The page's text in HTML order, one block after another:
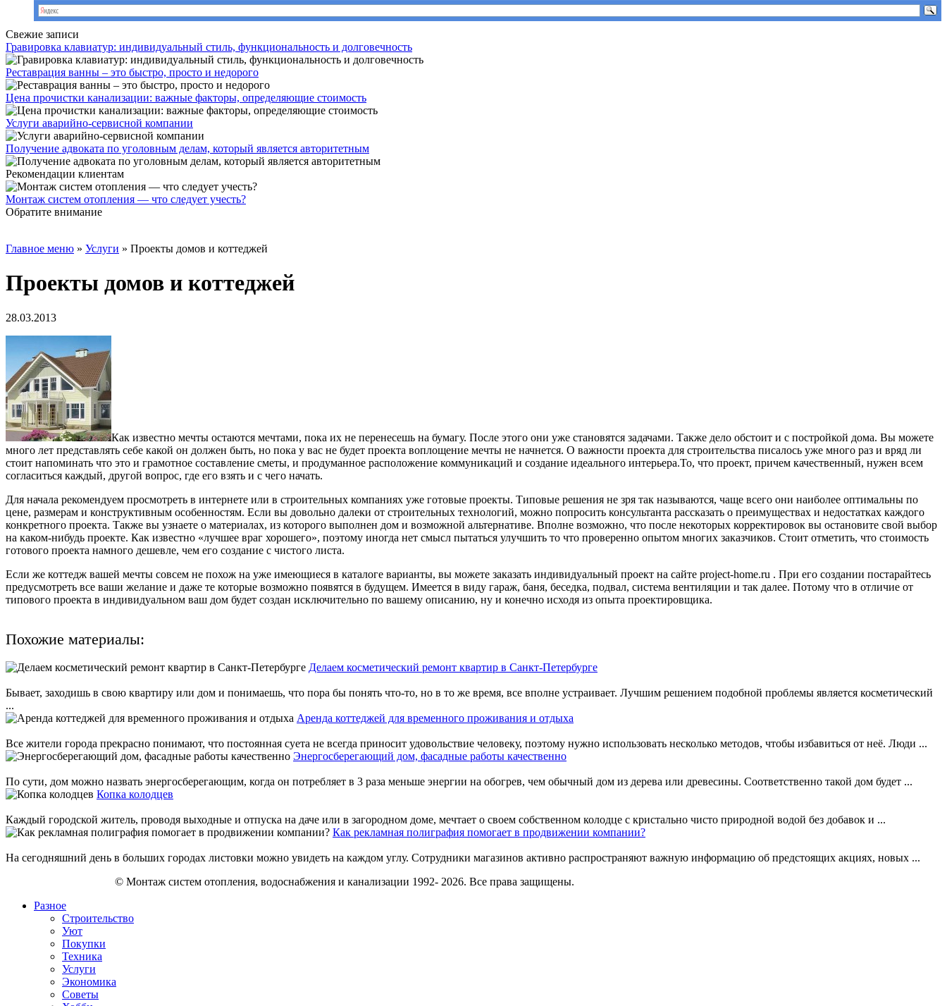
Свежие записи
Гравировка клавиатур: индивидуальный стиль, функциональность и долговечность
Реставрация ванны – это быстро, просто и недорого
Цена прочистки канализации: важные факторы, определяющие стоимость
Услуги аварийно-сервисной компании
Получение адвоката по уголовным делам, который является авторитетным
Рекомендации клиентам
Монтаж систем отопления — что следует учесть?
Обратите внимание
Главное меню » Услуги » Проекты домов и коттеджей
Проекты домов и коттеджей
28.03.2013
Как известно мечты остаются мечтами, пока их не перенесешь на бумагу. После этого они уже становятся задачами. Также дело обстоит и с постройкой дома. Вы можете
много лет представлять себе какой он должен быть, но пока у вас не будет проекта воплощение мечты не начнется. О важности проекта для строительства писалось уже много раз и вряд ли
стоит напоминать что это и грамотное составление сметы, и продуманное расположение коммуникаций и создание идеального интерьера.То, что проект, причем качественный, нужен всем
согласиться каждый, другой вопрос, где его взять и с чего начать.
Для начала рекомендуем просмотреть в интернете или в строительных компаниях уже готовые проекты. Типовые решения не зря так называются, чаще всего они наиболее оптимальны по
цене, размерам и конструктивным особенностям. Если вы довольно далеки от строительных технологий, можно попросить консультанта рассказать о преимуществах и недостатках каждого
конкретного проекта. Также вы узнаете о материалах, из которого выполнен дом и возможной альтернативе. Вполне возможно, что после некоторых корректировок вы остановите свой выбор
на каком-нибудь проекте. Как известно «лучшее враг хорошего», поэтому иногда нет смысл пытаться улучшить то что проверенно опытом многих заказчиков. Стоит отметить, что стоимость
готового проекта намного дешевле, чем его создание с чистого листа.
Если же коттедж вашей мечты совсем не похож на уже имеющиеся в каталоге варианты, вы можете заказать индивидуальный проект на сайте project-home.ru . При его создании постарайтесь
предусмотреть все ваши желание и даже те которые возможно появятся в будущем. Имеется в виду гараж, баня, беседка, подвал, система вентиляции и так далее. Потому что в отличие от
типового проекта в индивидуальном ваш дом будет создан исключительно по вашему описанию, ну и конечно исходя из опыта проектировщика.
Похожие материалы:
Делаем косметический ремонт квартир в Санкт-Петербурге
Бывает, заходишь в свою квартиру или дом и понимаешь, что пора бы понять что-то, но в то же время, все вполне устраивает. Лучшим решением подобной проблемы является косметический
...
Аренда коттеджей для временного проживания и отдыха
Все жители города прекрасно понимают, что постоянная суета не всегда приносит удовольствие человеку, поэтому нужно использовать несколько методов, чтобы избавиться от неё. Люди ...
Энергосберегающий дом, фасадные работы качественно
По сути, дом можно назвать энергосберегающим, когда он потребляет в 3 раза меньше энергии на обогрев, чем обычный дом из дерева или древесины. Соответственно такой дом будет ...
Копка колодцев
Каждый городской житель, проводя выходные и отпуска на даче или в загородном доме, мечтает о своем собственном колодце с кристально чисто природной водой без добавок и ...
Как рекламная полиграфия помогает в продвижении компании?
На сегодняшний день в больших городах листовки можно увидеть на каждом углу. Сотрудники магазинов активно распространяют важную информацию об предстоящих акциях, новых ...
© Монтаж систем отопления, водоснабжения и канализации 1992- 2026. Все права защищены.
Разное
Строительство
Уют
Покупки
Техника
Услуги
Экономика
Советы